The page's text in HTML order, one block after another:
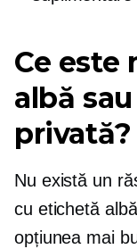
Ce este
albă
privată?
Nu există un
cu etichetă
opțiunea mai